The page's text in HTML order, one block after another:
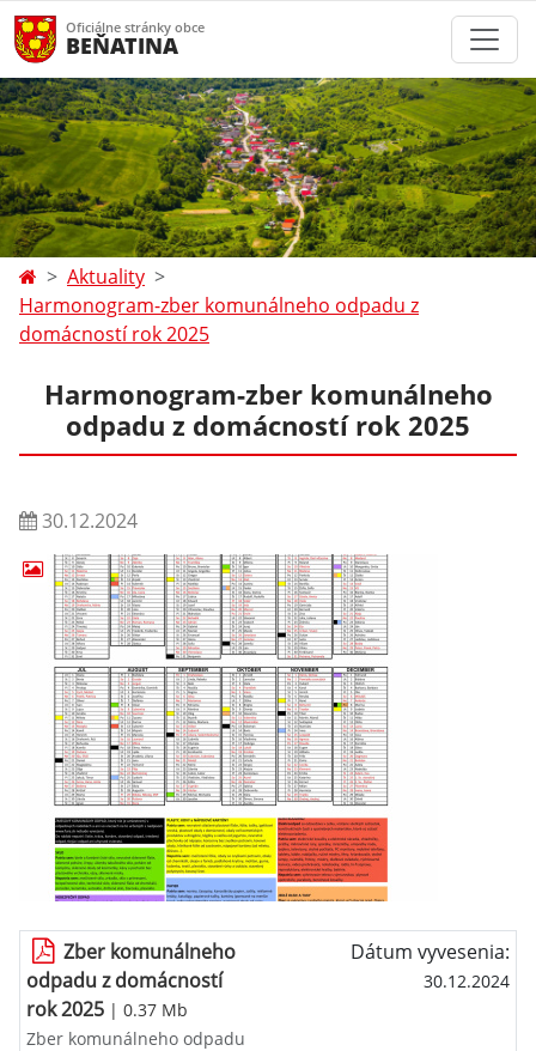
Oficiálne stránky obce
BEŇATINA
Aktuality
Harmonogram-zber komunálneho odpadu z
domácností rok 2025
Harmonogram-zber komunálneho
odpadu z domácností rok 2025
30.12.2024
Zber komunálneho
odpadu z domácností
rok 2025 | 0.37 Mb
Dátum vyvesenia:
30.12.2024
Zber komunálneho odpadu